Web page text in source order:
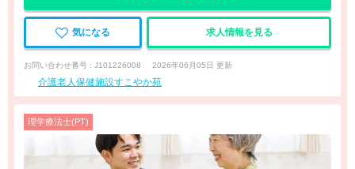
気になる 求人情報を見る
お問い合わせ番号 : J101226008 2026年06月05日 更新
介護老人保健施設すこやか苑
理学療法士(PT)